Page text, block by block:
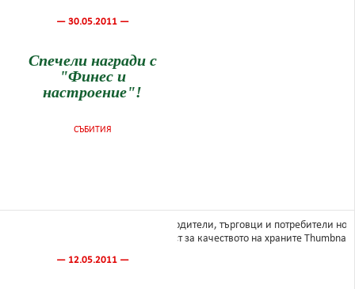
— 30.05.2011 —
Спечели награди с
"Финес и
настроение"!
СЪБИТИЯ
— 12.05.2011 —